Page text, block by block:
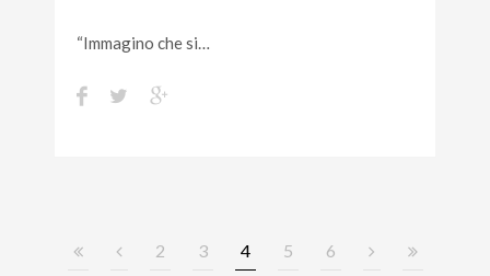
“Immagino che si…
2 3 4 5 6